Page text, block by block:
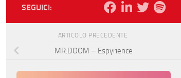
SEGUICI:
ARTICOLO PRECEDENTE
MR.DOOM – Espyrience